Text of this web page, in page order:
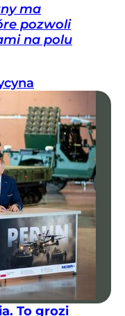
ma
pozwoli
na polu
To grozi